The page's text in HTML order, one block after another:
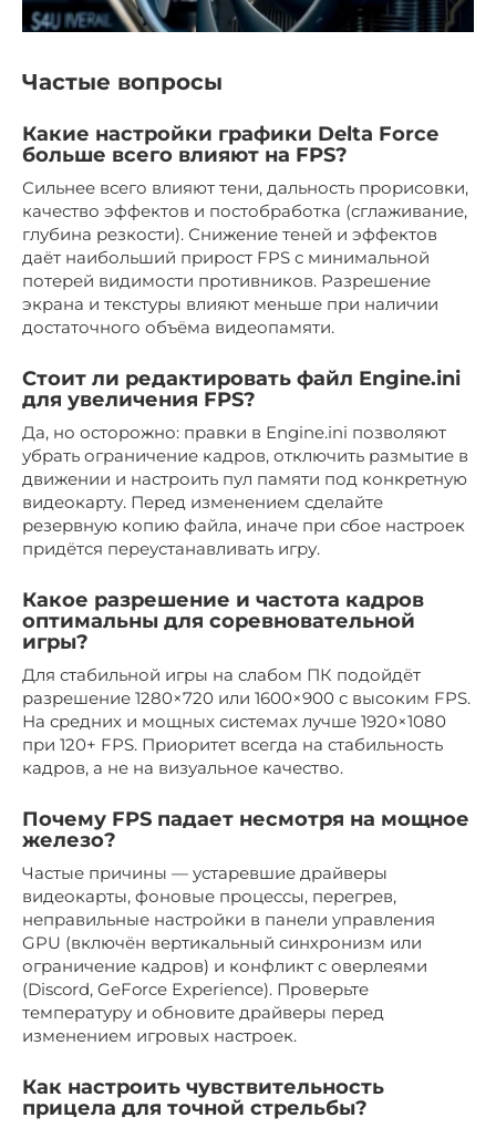
Частые вопросы
Какие настройки графики Delta Force
больше всего влияют на FPS?
Сильнее всего влияют тени, дальность прорисовки,
качество эффектов и постобработка (сглаживание,
глубина резкости). Снижение теней и эффектов
даёт наибольший прирост FPS с минимальной
потерей видимости противников. Разрешение
экрана и текстуры влияют меньше при наличии
достаточного объёма видеопамяти.
Стоит ли редактировать файл Engine.ini
для увеличения FPS?
Да, но осторожно: правки в Engine.ini позволяют
убрать ограничение кадров, отключить размытие в
движении и настроить пул памяти под конкретную
видеокарту. Перед изменением сделайте
резервную копию файла, иначе при сбое настроек
придётся переустанавливать игру.
Какое разрешение и частота кадров
оптимальны для соревновательной
игры?
Для стабильной игры на слабом ПК подойдёт
разрешение 1280×720 или 1600×900 с высоким FPS.
На средних и мощных системах лучше 1920×1080
при 120+ FPS. Приоритет всегда на стабильность
кадров, а не на визуальное качество.
Почему FPS падает несмотря на мощное
железо?
Частые причины — устаревшие драйверы
видеокарты, фоновые процессы, перегрев,
неправильные настройки в панели управления
GPU (включён вертикальный синхронизм или
ограничение кадров) и конфликт с оверлеями
(Discord, GeForce Experience). Проверьте
температуру и обновите драйверы перед
изменением игровых настроек.
Как настроить чувствительность
прицела для точной стрельбы?